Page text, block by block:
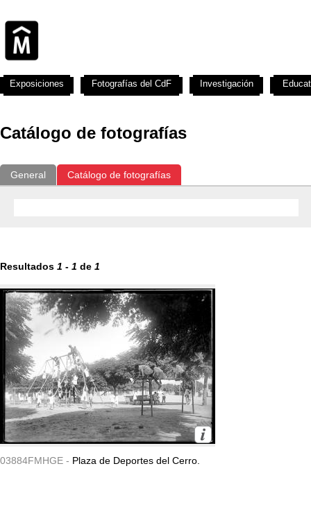
Catálogo de fotografías
General Catálogo de fotografías
Resultados 1 - 1 de 1
03884FMHGE - Plaza de Deportes del Cerro.
Exposiciones Fotografías del CdF Investigación